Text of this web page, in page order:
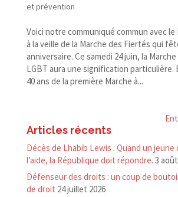
et prévention
Voici notre communiqué commun avec
à la veille de la Marche des Fiertés qui
anniversaire. Ce samedi 24 juin, la
LGBT aura une signification particulière.
40 ans de la première Marche à...
Articles récents
Décès de Lhabib Lewis : Quand un jeune
l’aide, la République doit répondre. 3
Défenseur des droits : un coup de
de droit 24 juillet 2026